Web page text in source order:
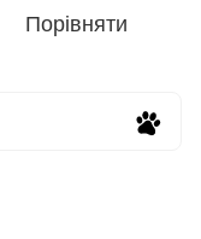
Порівняти